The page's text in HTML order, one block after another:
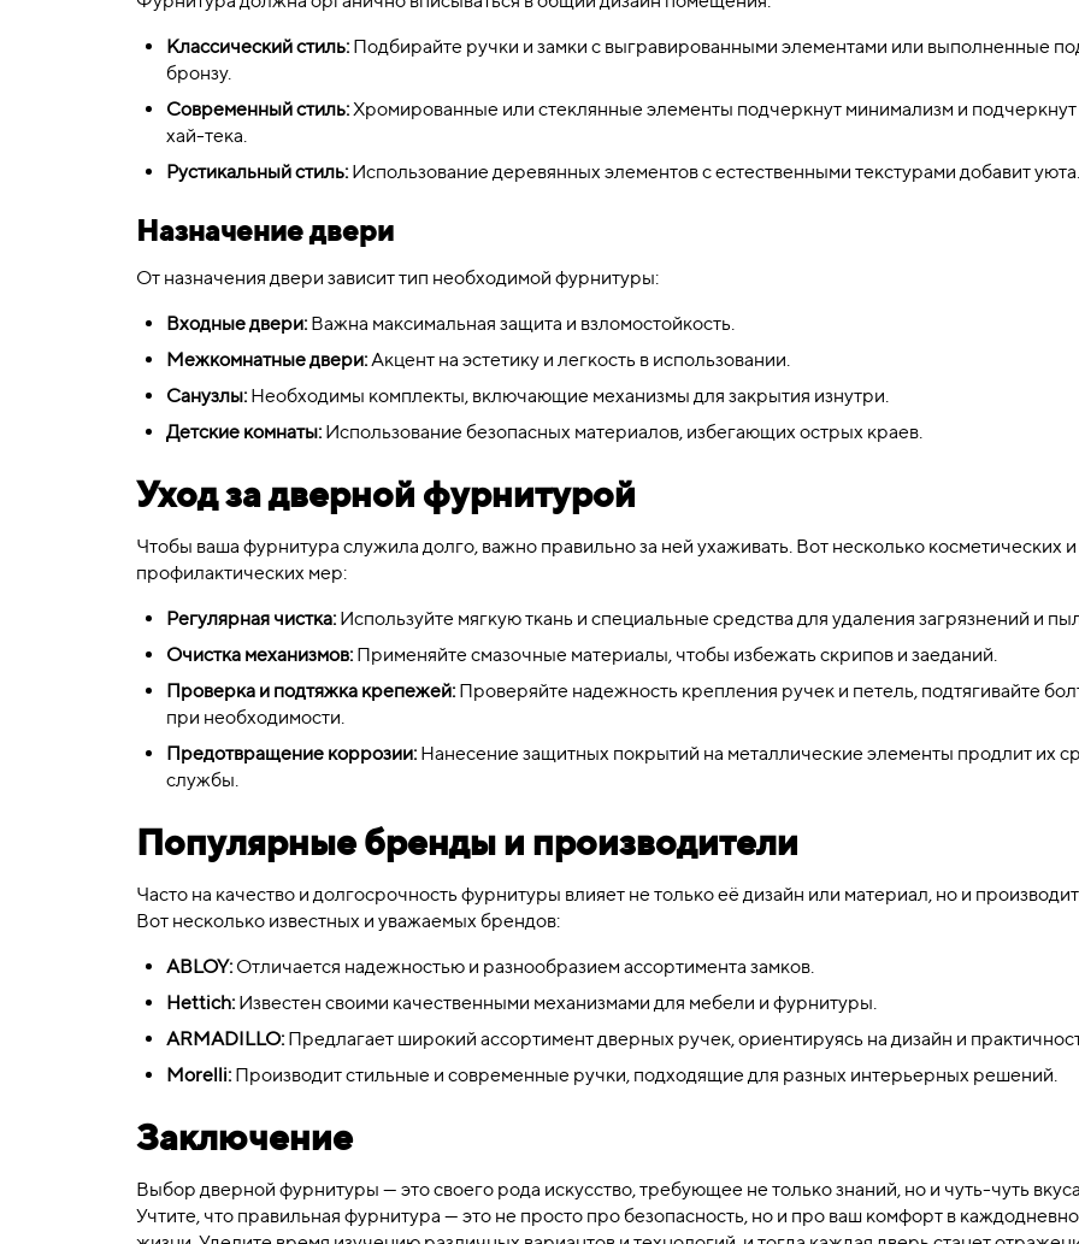
Классический стиль: Подбирайте ручки и замки с выгравированными элементами или выполненные
бронзу.
Современный стиль:Хромированные или стеклянные элементы подчеркнут минимализм и подчеркнут
хай-тека.
Рустикальный стиль: Использование деревянных элементов с естественными текстурами добавит уюта.
Назначение двери
От назначения двери зависит тип необходимой фурнитуры:
Входные двери: Важна максимальная защита и взломостойкость.
Межкомнатные двери:Акцент на эстетику и легкость в использовании.
Санузлы: Необходимы комплекты, включающие механизмы для закрытия изнутри.
Детские комнаты: Использование безопасных материалов, избегающих острых краев.
Уход за дверной фурнитурой
Чтобы ваша фурнитура служила долго, важно правильно за ней ухаживать. Вот несколько косметических и
профилактических мер:
Регулярная чистка: Используйте мягкую ткань и специальные средства для удаления загрязнений и
Очистка механизмов: Применяйте смазочные материалы, чтобы избежать скрипов и заеданий.
Проверка и подтяжка крепежей: Проверяйте надежность крепления ручек и петель, подтягивайте
при необходимости.
Предотвращение коррозии: Нанесение защитных покрытий на металлические элементы продлит их
службы.
Популярные бренды и производители
Часто на качество и долгосрочность фурнитуры влияет не только её дизайн или материал, но и
Вот несколько известных и уважаемых брендов:
ABLOY: Отличается надежностью и разнообразием ассортимента замков.
Hettich: Известен своими качественными механизмами для мебели и фурнитуры.
ARMADILLO: Предлагает широкий ассортимент дверных ручек, ориентируясь на дизайн и
Morelli: Производит стильные и современные ручки, подходящие для разных интерьерных решений.
Заключение
Выбор дверной фурнитуры — это своего рода искусство, требующее не только знаний, но и чуть-чуть
Учтите, что правильная фурнитура — это не просто про безопасность, но и про ваш комфорт в